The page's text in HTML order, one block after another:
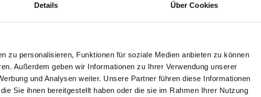
Details Über Cookies
zu personalisieren, Funktionen für soziale Medien anbieten zu können
Außerdem geben wir Informationen zu Ihrer Verwendung unserer
und Analysen weiter. Unsere Partner führen diese Informationen
Sie ihnen bereitgestellt haben oder die sie im Rahmen Ihrer Nutzung